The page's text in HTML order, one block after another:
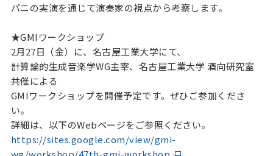
パニの実演を通じて演奏家の視点から考察します。
★GMIワークショップ
2月27日（金）に、名古屋工業大学にて、
計算論的生成音楽学WG主宰、名古屋工業大学 酒向研究室
共催による
GMIワークショップを開催予定です。ぜひご参加くださ
い。
詳細は、以下のWebページをご参照ください。
https://sites.google.com/view/gmi-